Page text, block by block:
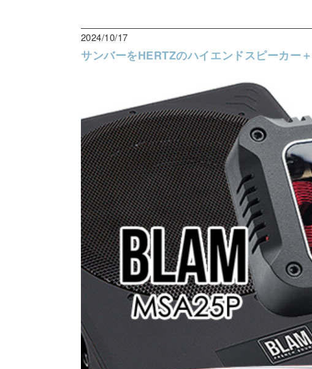
2024/10/17
サンバーをHERTZのハイエンドスピーカー